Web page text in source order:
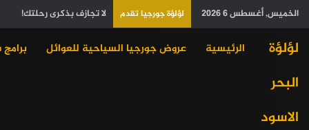
الخميس, أغسطس 6 2026 لؤلؤة جورجيا تقدم لا تجازف بذكرى رحلتك!
لؤلؤة
البحر
الاسود
الرئيسية عروض جورجيا السياحية للعوائل